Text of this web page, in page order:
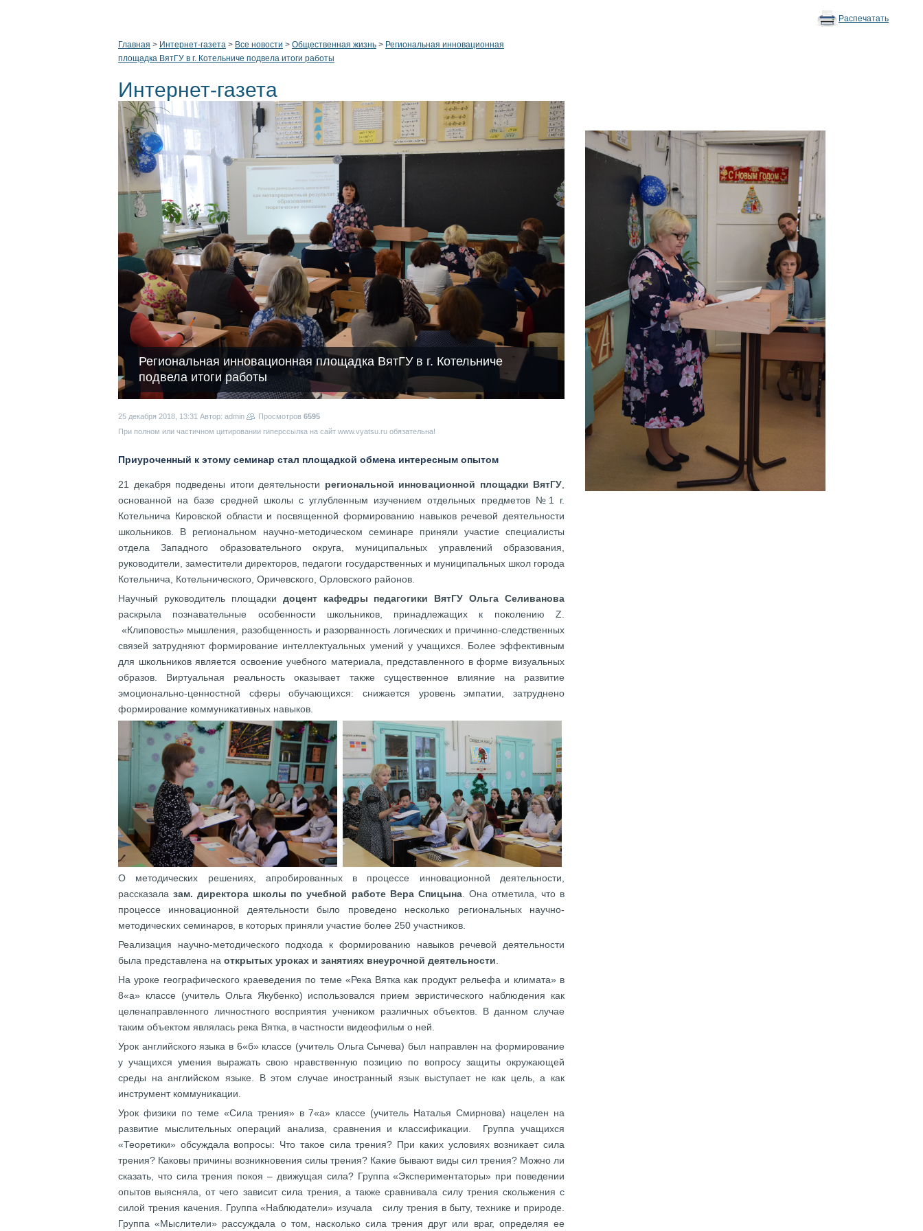
Распечатать
Главная > Интернет-газета > Все новости > Общественная жизнь > Региональная инновационная
площадка ВятГУ в г. Котельниче подвела итоги работы
Интернет-газета
Региональная инновационная площадка ВятГУ в г. Котельниче
подвела итоги работы
25 декабря 2018, 13:31 Автор: admin Просмотров 6595
При полном или частичном цитировании гиперссылка на сайт www.vyatsu.ru обязательна!
Приуроченный к этому семинар стал площадкой обмена интересным опытом
21 декабря подведены итоги деятельности региональной инновационной площадки ВятГУ
основанной на базе средней школы с углубленным изучением отдельных предметов №1 г.
Котельнича Кировской области и посвященной формированию навыков речевой деятельности
школьников. В региональном научно-методическом семинаре приняли участие специалисты
отдела Западного образовательного округа, муниципальных управлений образования,
руководители, заместители директоров, педагоги государственных и муниципальных школ города
Котельнича, Котельнического, Оричевского, Орловского районов.
Научный руководитель площадки доцент кафедры педагогики ВятГУ Ольга Селиванова
раскрыла познавательные особенности школьников, принадлежащих к поколению Z.
«Клиповость» мышления, разобщенность и разорванность логических и причинно-следственных
связей затрудняют формирование интеллектуальных умений у учащихся. Более эффективным
для школьников является освоение учебного материала, представленного в форме визуальных
образов. Виртуальная реальность оказывает также существенное влияние на развитие
эмоционально-ценностной сферы обучающихся: снижается уровень эмпатии, затруднено
формирование коммуникативных навыков.
О методических решениях, апробированных в процессе инновационной деятельности,
рассказалазам. директора школы по учебной работе Вера Спицына. Она отметила, что в
процессе инновационной деятельности было проведено несколько региональных научно-
методических семинаров, в которых приняли участие более 250 участников.
Реализация научно-методического подхода к формированию навыков речевой деятельности
была представлена на открытых уроках и занятиях внеурочной деятельности
На уроке географического краеведения по теме «Река Вятка как продукт рельефа и климата» в
8«а» классе (учитель Ольга Якубенко) использовался прием эвристического наблюдения как
целенаправленного личностного восприятия учеником различных объектов. В данном случае
таким объектом являлась река Вятка, в частности видеофильм о ней.
Урок английского языка в 6«б» классе (учитель Ольга Сычева) был направлен на формирование
у учащихся умения выражать свою нравственную позицию по вопросу защиты окружающей
среды на английском языке. В этом случае иностранный язык выступает не как цель, а как
инструмент коммуникации.
Урок физики по теме «Сила трения» в 7«а» классе (учитель Наталья Смирнова) нацелен на
развитие мыслительных операций анализа, сравнения и классификации. Группа учащихся
«Теоретики» обсуждала вопросы: Что такое сила трения? При каких условиях возникает сила
трения? Каковы причины возникновения силы трения? Какие бывают виды сил трения? Можно ли
сказать, что сила трения покоя – движущая сила? Группа «Экспериментаторы» при поведении
опытов выясняла, от чего зависит сила трения, а также сравнивала силу трения скольжения с
силой трения качения. Группа «Наблюдатели» изучала силу трения в быту, технике и природе.
Группа «Мыслители» рассуждала о том, насколько сила трения друг или враг, определяя ее